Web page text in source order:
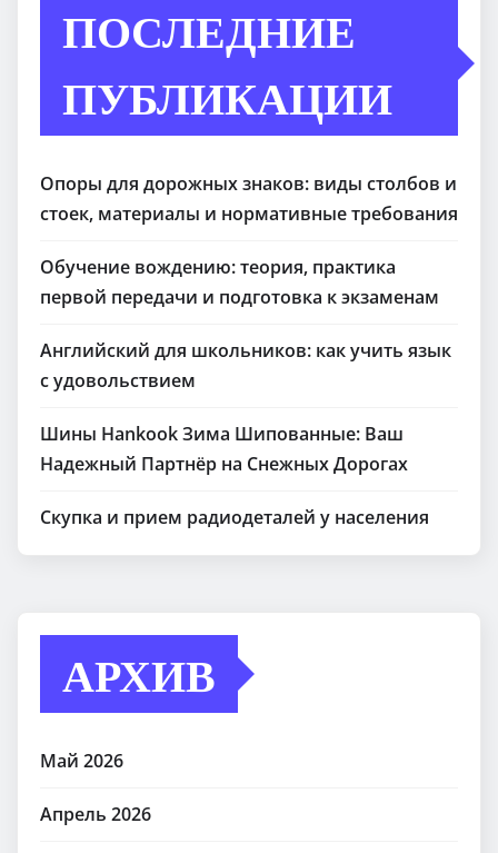
ПОСЛЕДНИЕ
ПУБЛИКАЦИИ
Опоры для дорожных знаков: виды столбов и
стоек, материалы и нормативные требования
Обучение вождению: теория, практика
первой передачи и подготовка к экзаменам
Английский для школьников: как учить язык
с удовольствием
Шины Hankook Зима Шипованные: Ваш
Надежный Партнёр на Снежных Дорогах
Скупка и прием радиодеталей у населения
АРХИВ
Май 2026
Апрель 2026